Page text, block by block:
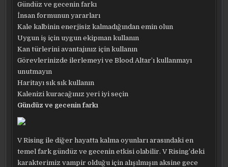
Gündüz ve gecenin farkı
İnsan formunun yararları
Kale kalbinin enerjisiz kalmadığından emin olun
Uygun iş için uygun ekipman kullanın
Kan türlerini avantajınız için kullanın
Görevlerinizde ilerlemeyi ve Blood Altar’ı kullanmayı
unutmayın
Haritayı sık sık kullanın
Kalenizi kuracağınız yeri iyi seçin
Gündüz ve gecenin farkı
V Rising ile diğer hayatta kalma oyunları arasındaki en
temel fark gündüz ve gecenin etkisi olabilir. V Rising’deki
karakterimiz vampir olduğu için alışılmışın aksine gece